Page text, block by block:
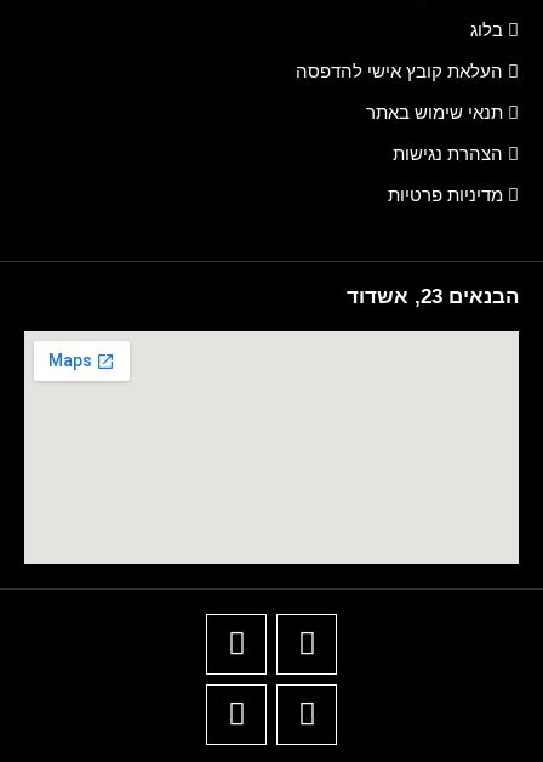
בלוג
העלאת קובץ אישי להדפסה
תנאי שימוש באתר
הצהרת נגישות
מדיניות פרטיות
הבנאים 23, אשדוד